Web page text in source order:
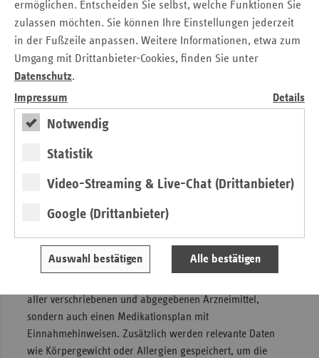
ermöglichen. Entscheiden Sie selbst, welche Funktionen Sie
zulassen möchten. Sie können Ihre Einstellungen jederzeit
in der Fußzeile anpassen. Weitere Informationen, etwa zum
Umgang mit Drittanbieter-Cookies, finden Sie unter
Datenschutz.
Impressum
Details
Notwendig
Statistik
Video-Streaming & Live-Chat (Drittanbieter)
Google (Drittanbieter)
Auswahl bestätigen Alle bestätigen
23 Jahren zusätzlich einen Zuschlag von 0,6 Prozentpunkten
zahlen müssen.
Elektronische Patientenakte: Neuer
Medikationsprozess
Seit Mitte Januar 2025 verfügen alle Versicherten, die nicht
Patientenakte (ePA). Ihr Nutzen wächst kontinuierlich: Seit
Zahnärzte sowie Psychotherapeutinnen und
Psychotherapeuten verpflichtet, medizinische Informationen
in die ePA zu übertragen.
Ab Oktober 2026 wird die bestehende Medikationsliste zu
einem umfassenden digitalen Medikationsprozess
aller verschriebenen und abgegebenen Arzneimittel,
sondern auch einen Medikationsplan mit
Einnahmehinweisen. Zusätzlich werden relevante Daten
wie Körpergewicht oder Allergien gespeichert, um die